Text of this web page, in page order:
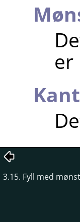
er
3.15. Fyll med